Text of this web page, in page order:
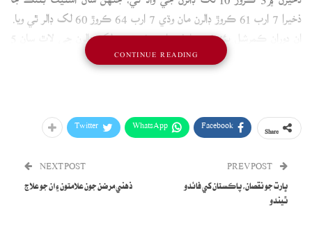
ذخيرا 7 ارب 61 ڪروڙ ڊالرن مان وڌي 7 ارب 64 ڪروڙ 60 لک ڊالر ٿي ويا.
ارب 38 ڪروڙ 30 لک ڊالر رهجي ويا، جڏهن ته اسٽيٽ بئنڪ ۾ هن وقت
مجموعي ملڪي ذخيرا 13 ارب 3 ڪروڙ ڊالر آهن.
Facebook
WhatsApp
Twitter
ڀارت جو نقصان، پاڪستان کي فائدو
ٿيندو
NEXT POST
ذهني مرضن جون علامتون ۽ ان جو علاج